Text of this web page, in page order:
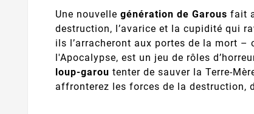
Une nouvelle génération de Garous fait
destruction, l’avarice et la cupidité qui
ils l’arracheront aux portes de la mort
l'Apocalypse, est un jeu de rôles
loup-garou tenter de sauver la Terre-
affronterez les forces de la destruction,